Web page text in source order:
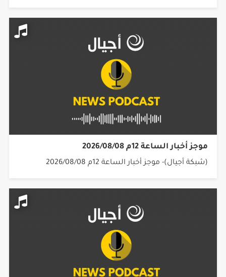
موجز أخبار الساعة 12م 2026/08/08
(شبكة أجيال)- موجز أخبار الساعة 12م 2026/08/08